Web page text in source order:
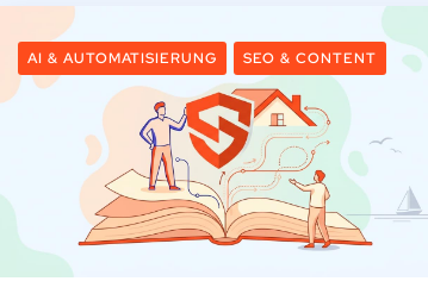
AI & AUTOMATISIERUNG SEO & CONTENT